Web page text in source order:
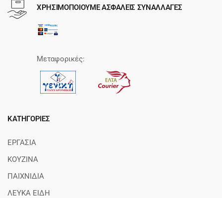
ΧΡΗΣΙΜΟΠΟΙΟΥΜΕ ΑΣΦΑΛΕΙΣ ΣΥΝΑΛΛΑΓΕΣ
Μεταφορικές:
ΚΑΤΗΓΟΡΊΕΣ
ΕΡΓΑΣΙΑ
ΚΟΥΖΙΝΑ
ΠΑΙΧΝΙΔΙΑ
ΛΕΥΚΑ ΕΙΔΗ